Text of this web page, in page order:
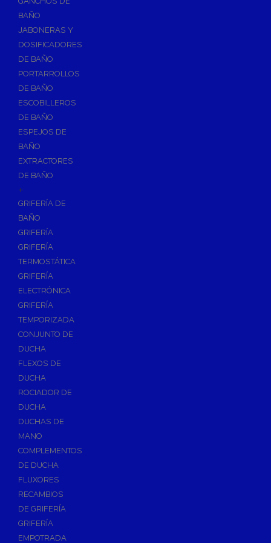
Accesorios y Grupos Contra Incendios
Calderas y estufas de biomasa
Sistemas de Energía Solar Térmica
Estructuras de soporte
Sistemas de Aerotermia
Sistemas de Energía Solar Fotovoltaica
Paneles
Inversores
Baterías
Estructuras
Fontanería
Aislamientos para Tuberías
Accesorios para Instalación de Gas
Válvulas para Gas
Accesorios y Repuestos de Gas
Baterias y Contadores
Bombas
Bombas Sumergibles
Bombas de Drenaje y Residual
Bombas de Superficies Horizontal y Vertical
Desagües
Válvulas de Desagüe
Válvulas para Platos de Ducha y Bañeras
Sifones
Sumideros y Botes Sifónicos
Accesorios para Desagüe
Flotadores y Boyas
BAÑO
JABONERAS Y
DOSIFICADORES
DE BAÑO
PORTARROLLOS
DE BAÑO
ESCOBILLEROS
DE BAÑO
ESPEJOS DE
BAÑO
EXTRACTORES
DE BAÑO
+
GRIFERÍA DE
BAÑO
GRIFERÍA
GRIFERÍA
TERMOSTÁTICA
GRIFERÍA
ELECTRÓNICA
GRIFERÍA
TEMPORIZADA
CONJUNTO DE
DUCHA
FLEXOS DE
DUCHA
ROCIADOR DE
DUCHA
DUCHAS DE
MANO
COMPLEMENTOS
DE DUCHA
FLUXORES
RECAMBIOS
DE GRIFERÍA
GRIFERÍA
EMPOTRADA